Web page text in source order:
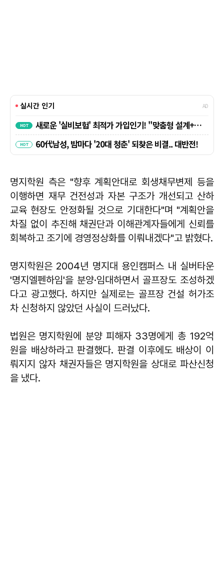
명지학원 측은 "향후 계획안대로 회생채무변제 등을
이행하면 재무 건전성과 자본 구조가 개선되고 산하
교육 현장도 안정화될 것으로 기대한다"며 "계획안을
차질 없이 추진해 채권단과 이해관계자들에게 신뢰를
회복하고 조기에 경영정상화를 이뤄내겠다"고 밝혔다.
명지학원은 2004년 명지대 용인캠퍼스 내 실버타운
'명지엘펜하임'을 분양·임대하면서 골프장도 조성하겠
다고 광고했다. 하지만 실제로는 골프장 건설 허가조
차 신청하지 않았던 사실이 드러났다.
법원은 명지학원에 분양 피해자 33명에게 총 192억
원을 배상하라고 판결했다. 판결 이후에도 배상이 이
뤄지지 않자 채권자들은 명지학원을 상대로 파산신청
을 냈다.